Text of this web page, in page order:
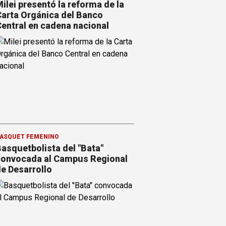
presentó la reforma de la
Orgánica del Banco
en cadena nacional
FEMENINO
del "Bata"
al Campus Regional
Desarrollo